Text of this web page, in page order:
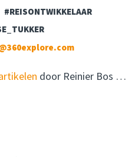
#REISONTWIKKELAAR
door Reinier Bos …